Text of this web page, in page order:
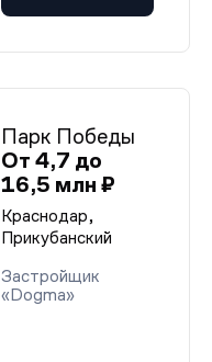
Парк Победы
От 4,7 до
16,5 млн ₽
Краснодар,
Прикубанский
Застройщик
«Dogma»